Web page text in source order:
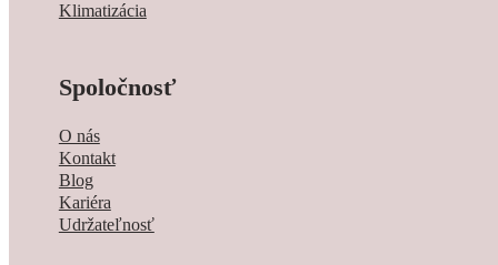
Klimatizácia
Spoločnosť
O nás
Kontakt
Blog
Kariéra
Udržateľnosť